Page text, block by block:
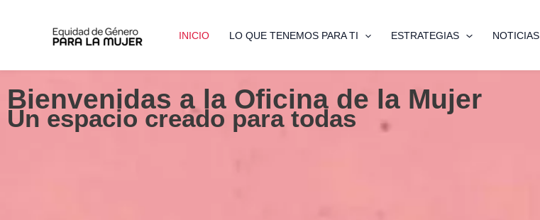
INICIO LO QUE TENEMOS PARA TI ESTRATEGIAS NOTICIAS
Bienvenidas a la Oficina de la Mujer
Un espacio creado para todas